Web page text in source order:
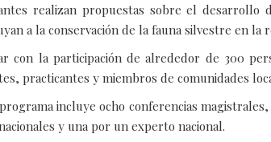
realizan propuestas sobre el desarrollo
a la conservación de la fauna silvestre en la
con la participación de alrededor de 300
practicantes y miembros de comunidades
incluye ocho conferencias
y una por un experto nacional.